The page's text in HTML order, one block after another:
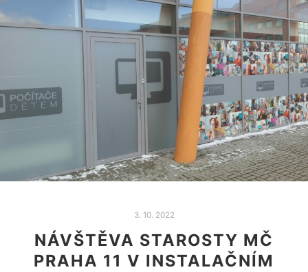
3. 10. 2022
NÁVŠTĚVA STAROSTY MČ
PRAHA 11 V INSTALAČNÍM